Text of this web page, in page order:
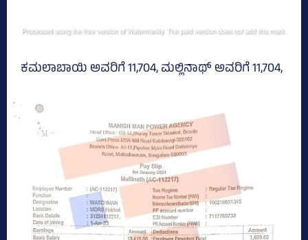
ಕಮಲಾಬಾಯಿ ಅವರಿಗೆ 11,704, ಮಲ್ಲಿನಾಥ್‌ ಅವರಿಗೆ 11,704,